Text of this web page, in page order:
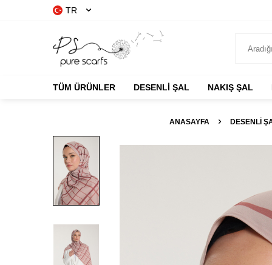
TR
TÜM ÜRÜNLER DESENLİ ŞAL NAKIŞ ŞAL
ANASAYFA DESENLİ